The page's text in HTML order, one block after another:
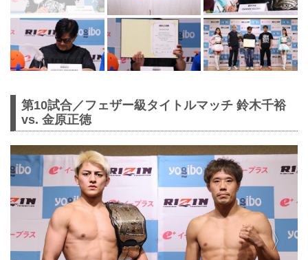
第10試合／フェザー級タイトルマッチ 鈴木千裕
vs. 金原正徳